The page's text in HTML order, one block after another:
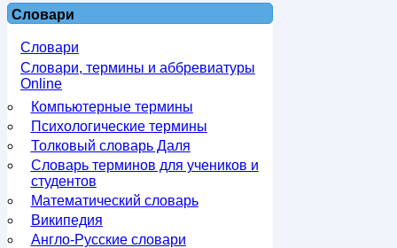
Словари
Словари
Словари, термины и аббревиатуры
Online
Компьютерные термины
Психологические термины
Толковый словарь Даля
Словарь терминов для учеников и
студентов
Математический словарь
Википедия
Англо-Русские словари